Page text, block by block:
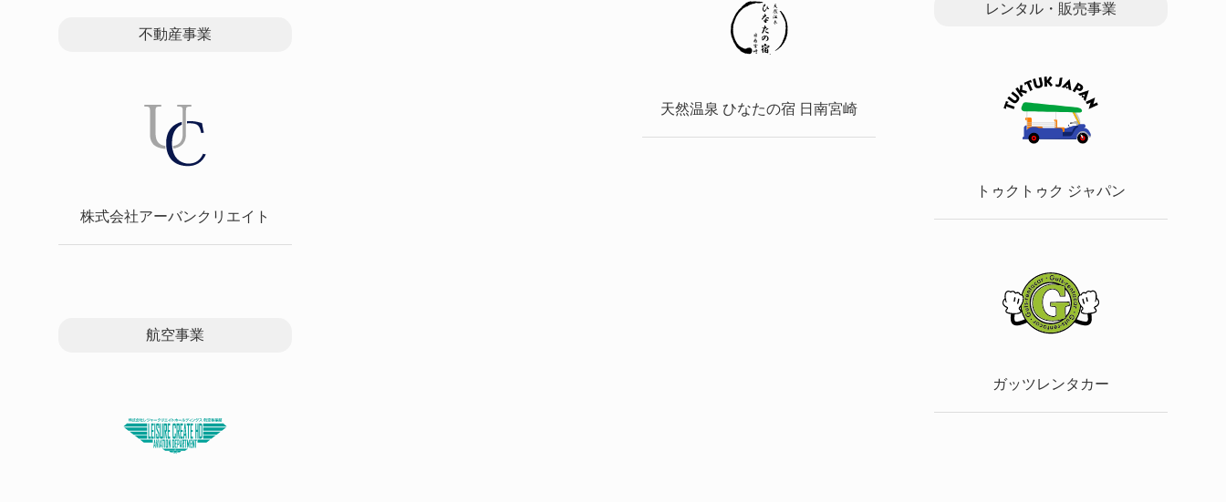
不動産事業
株式会社アーバンクリエイト
航空事業
天然温泉 ひなたの宿 日南宮崎
レンタル・販売事業
トゥクトゥク ジャパン
ガッツレンタカー